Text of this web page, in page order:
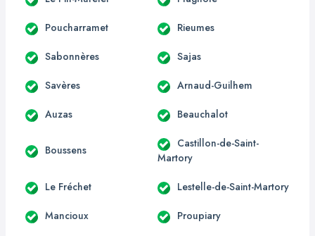
Poucharramet Rieumes
Sabonnères Sajas
Savères Arnaud-Guilhem
Auzas Beauchalot
Boussens
Castillon-de-Saint-
Martory
Le Fréchet Lestelle-de-Saint-Martory
Mancioux Proupiary